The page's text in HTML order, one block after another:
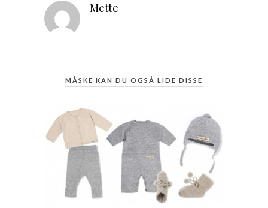
Mette
MÅSKE KAN DU OGSÅ LIDE DISSE